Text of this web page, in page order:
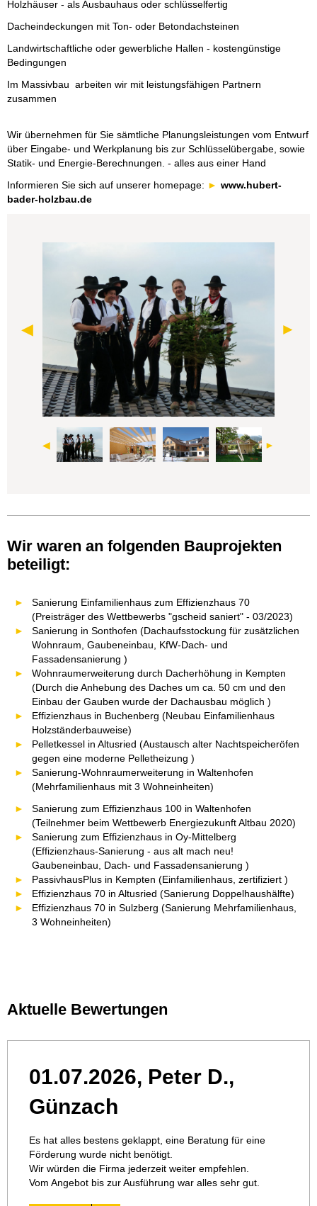
Holzhäuser - als Ausbauhaus oder schlüsselfertig
Dacheindeckungen mit Ton- oder Betondachsteinen
Landwirtschaftliche oder gewerbliche Hallen - kostengünstige
Bedingungen
Im Massivbau arbeiten wir mit leistungsfähigen Partnern
zusammen
Wir übernehmen für Sie sämtliche Planungsleistungen vom Entwurf
über Eingabe- und Werkplanung bis zur Schlüsselübergabe, sowie
Statik- und Energie-Berechnungen. - alles aus einer Hand
Informieren Sie sich auf unserer homepage:
www.hubert-
bader-holzbau.de
Wir waren an folgenden Bauprojekten
beteiligt:
Sanierung Einfamilienhaus zum Effizienzhaus 70
(Preisträger des Wettbewerbs "gscheid saniert" - 03/2023)
Sanierung in Sonthofen (Dachaufsstockung für zusätzlichen
Wohnraum, Gaubeneinbau, KfW-Dach- und
Fassadensanierung )
Wohnraumerweiterung durch Dacherhöhung in Kempten
(Durch die Anhebung des Daches um ca. 50 cm und den
Einbau der Gauben wurde der Dachausbau möglich )
Effizienzhaus in Buchenberg (Neubau Einfamilienhaus
Holzständerbauweise)
Pelletkessel in Altusried (Austausch alter Nachtspeicheröfen
gegen eine moderne Pelletheizung )
Sanierung-Wohnraumerweiterung in Waltenhofen
(Mehrfamilienhaus mit 3 Wohneinheiten)
Sanierung zum Effizienzhaus 100 in Waltenhofen
(Teilnehmer beim Wettbewerb Energiezukunft Altbau 2020)
Sanierung zum Effizienzhaus in Oy-Mittelberg
(Effizienzhaus-Sanierung - aus alt mach neu!
Gaubeneinbau, Dach- und Fassadensanierung )
PassivhausPlus in Kempten (Einfamilienhaus, zertifiziert )
Effizienzhaus 70 in Altusried (Sanierung Doppelhaushälfte)
Effizienzhaus 70 in Sulzberg (Sanierung Mehrfamilienhaus,
3 Wohneinheiten)
Aktuelle Bewertungen
01.07.2026, Peter D.,
Günzach
Es hat alles bestens geklappt, eine Beratung für eine
Förderung wurde nicht benötigt.
Wir würden die Firma jederzeit weiter empfehlen.
Vom Angebot bis zur Ausführung war alles sehr gut.